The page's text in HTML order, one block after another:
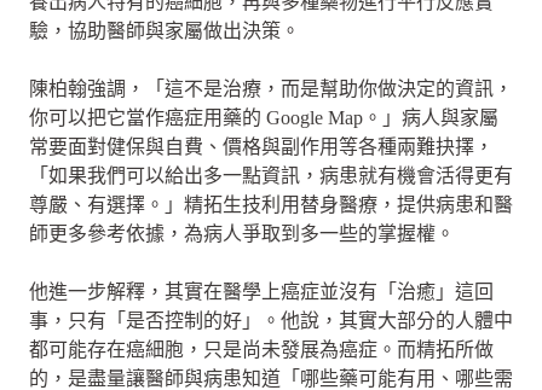
驗，協助醫師與家屬做出決策。
陳柏翰強調，「這不是治療，而是幫助你做決定的資訊，
你可以把它當作癌症用藥的 Google Map。」病人與家屬
常要面對健保與自費、價格與副作用等各種兩難抉擇，
「如果我們可以給出多一點資訊，病患就有機會活得更有
尊嚴、有選擇。」精拓生技利用替身醫療，提供病患和醫
師更多參考依據，為病人爭取到多一些的掌握權。
他進一步解釋，其實在醫學上癌症並沒有「治癒」這回
事，只有「是否控制的好」。他說，其實大部分的人體中
都可能存在癌細胞，只是尚未發展為癌症。而精拓所做
的，是盡量讓醫師與病患知道「哪些藥可能有用、哪些需